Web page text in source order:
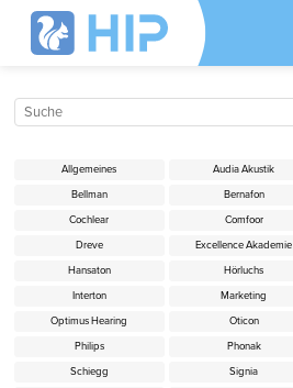
Allgemeines Audia Akustik
Bellman
Bernafon
Cochlear
Comfoor
Dreve
Excellence Akademie
Hansaton
Hörluchs
Interton
Marketing
Optimus Hearing
Oticon
Philips
Phonak
Schiegg
Signia